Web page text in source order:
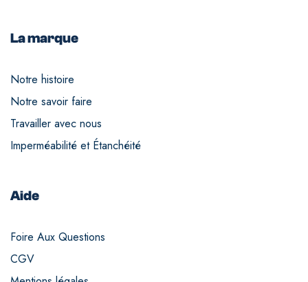
La marque
Notre histoire
Notre savoir faire
Travailler avec nous
Imperméabilité et Étanchéité
Aide
Foire Aux Questions
CGV